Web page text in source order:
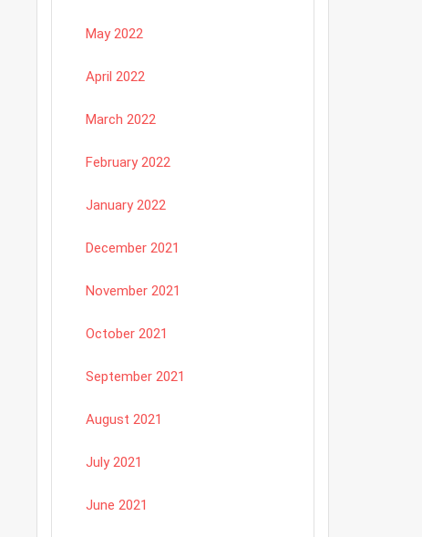
May 2022
April 2022
March 2022
February 2022
January 2022
December 2021
November 2021
October 2021
September 2021
August 2021
July 2021
June 2021